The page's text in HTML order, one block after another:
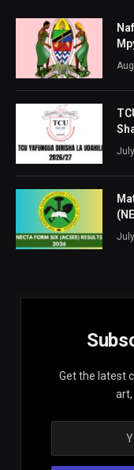
Get the latest
art,